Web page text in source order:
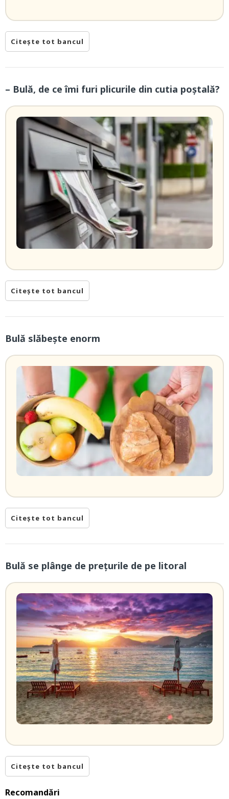
Citește tot bancul
– Bulă, de ce îmi furi plicurile din cutia poștală?
Citește tot bancul
Bulă slăbește enorm
Citește tot bancul
Bulă se plânge de prețurile de pe litoral
Citește tot bancul
Recomandări